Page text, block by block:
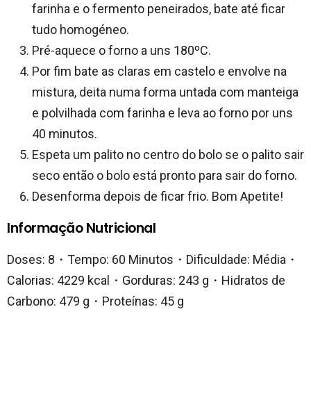
farinha e o fermento peneirados, bate até ficar
tudo homogéneo.
Pré-aquece o forno a uns 180ºC.
Por fim bate as claras em castelo e envolve na
mistura, deita numa forma untada com manteiga
e polvilhada com farinha e leva ao forno por uns
40 minutos.
Espeta um palito no centro do bolo se o palito sair
seco então o bolo está pronto para sair do forno.
Desenforma depois de ficar frio. Bom Apetite!
Informação Nutricional
Doses: 8・Tempo: 60 Minutos・Dificuldade: Média・
Calorias: 4229 kcal・Gorduras: 243 g・Hidratos de
Carbono: 479 g・Proteínas: 45 g